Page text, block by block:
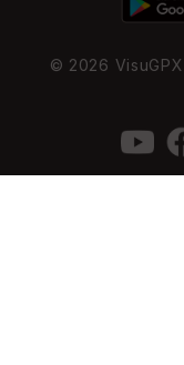
© 2026 VisuGPX